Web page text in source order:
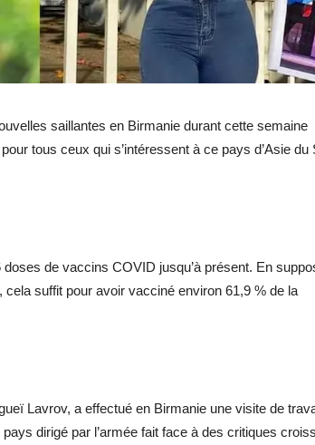
saillantes en Birmanie durant cette semaine
tous ceux qui s’intéressent à ce pays d’Asie du
de vaccins COVID jusqu’à présent. En
suffit pour avoir vacciné environ 61,9 % de la
Lavrov, a effectué en Birmanie une visite de
dirigé par l’armée fait face à des critiques